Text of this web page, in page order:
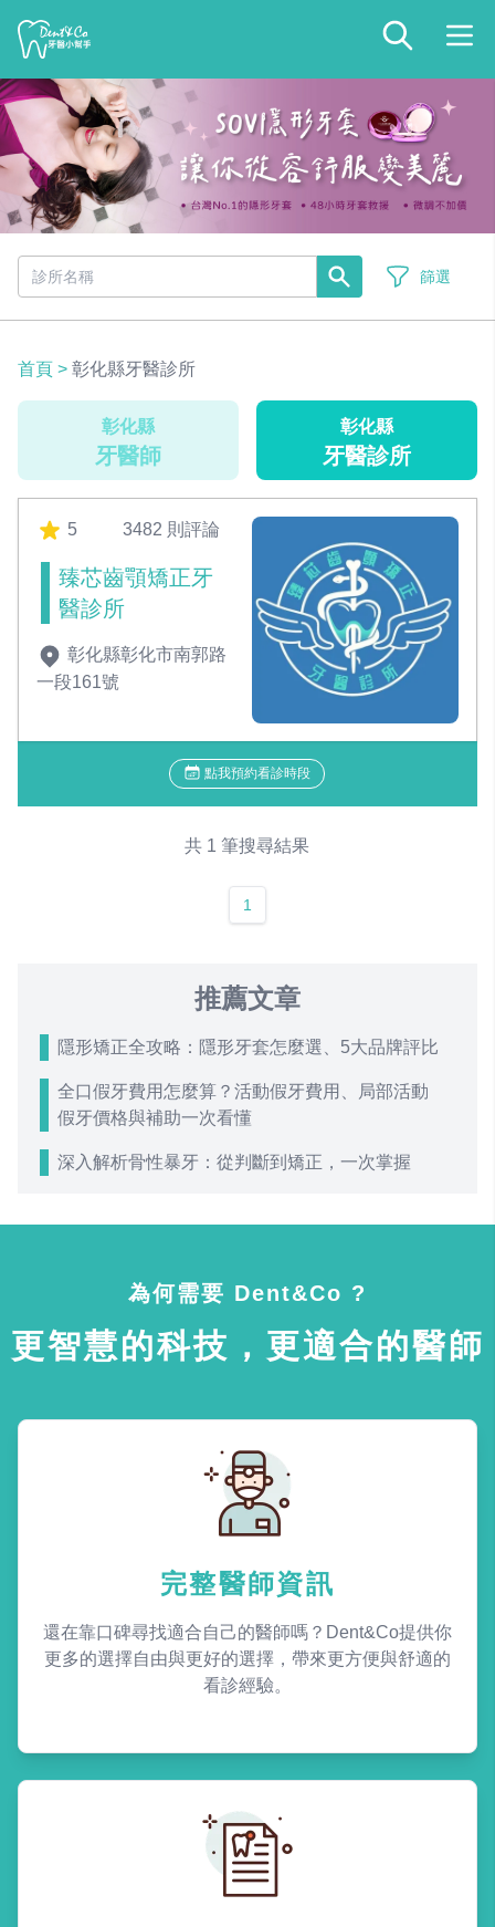
篩選
首頁 > 彰化縣牙醫診所
彰化縣
牙醫師
彰化縣
牙醫診所
5 3482 則評論
臻芯齒顎矯正牙
醫診所
彰化縣彰化市南郭路
一段161號
點我預約看診時段
共 1 筆搜尋結果
1
推薦文章
隱形矯正全攻略：隱形牙套怎麼選、5大品牌評比
全口假牙費用怎麼算？活動假牙費用、局部活動
假牙價格與補助一次看懂
深入解析骨性暴牙：從判斷到矯正，一次掌握
為何需要 Dent&Co ?
更智慧的科技，更適合的醫師
完整醫師資訊
還在靠口碑尋找適合自己的醫師嗎？Dent&Co提供你
更多的選擇自由與更好的選擇，帶來更方便與舒適的
看診經驗。